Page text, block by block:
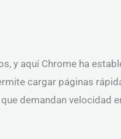
y aquí Chrome ha
cargar páginas
demandan velocidad